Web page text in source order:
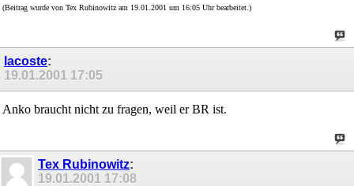
(Beitrag wurde von Tex Rubinowitz am 19.01.2001 um 16:05 Uhr bearbeitet.)
lacoste:
19.01.2001 17:05
Anko braucht nicht zu fragen, weil er BR ist.
Tex Rubinowitz:
19.01.2001 17:08